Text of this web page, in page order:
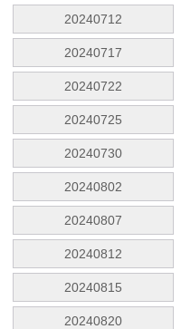
20240712
20240717
20240722
20240725
20240730
20240802
20240807
20240812
20240815
20240820